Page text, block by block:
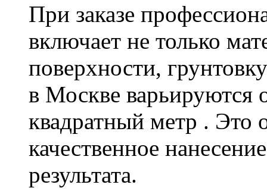
При заказе
включает не только
поверхности,
в Москве варьируются
квадратный метр . Это
качественное
результата.